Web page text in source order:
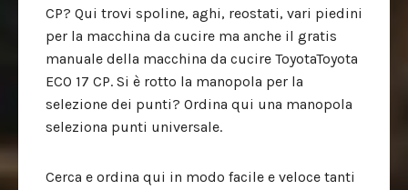
CP? Qui trovi spoline, aghi, reostati, vari piedini
per la macchina da cucire ma anche il gratis
manuale della macchina da cucire ToyotaToyota
ECO 17 CP. Si è rotto la manopola per la
selezione dei punti? Ordina qui una manopola
seleziona punti universale.
Cerca e ordina qui in modo facile e veloce tanti